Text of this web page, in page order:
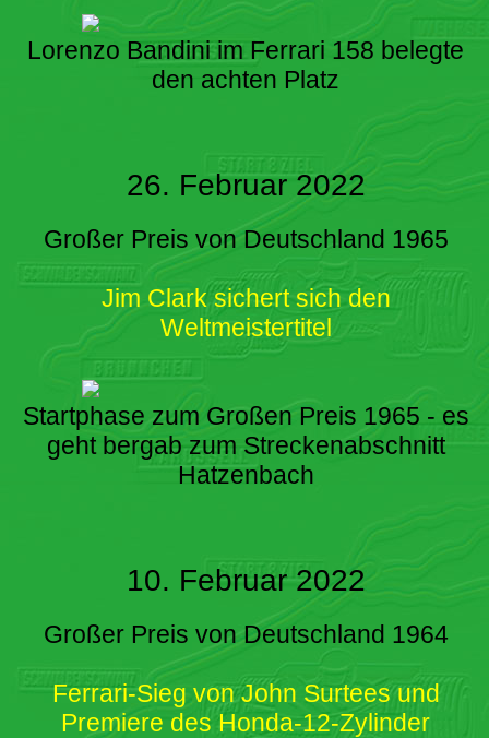
Lorenzo Bandini im Ferrari 158 belegte
den achten Platz
26. Februar 2022
Großer Preis von Deutschland 1965
Jim Clark sichert sich den
Weltmeistertitel
Startphase zum Großen Preis 1965 - es
geht bergab zum Streckenabschnitt
Hatzenbach
10. Februar 2022
Großer Preis von Deutschland 1964
Ferrari-Sieg von John Surtees und
Premiere des Honda-12-Zylinder